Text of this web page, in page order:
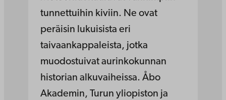
tunnettuihin kiviin. Ne ovat
peräisin lukuisista eri
taivaankappaleista, jotka
muodostuivat aurinkokunnan
historian alkuvaiheissa. Åbo
Akademin, Turun yliopiston ja